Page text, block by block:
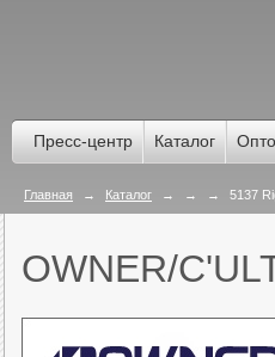
Пресс-центр Каталог
Главная → Каталог → → → 5137
OWNER/